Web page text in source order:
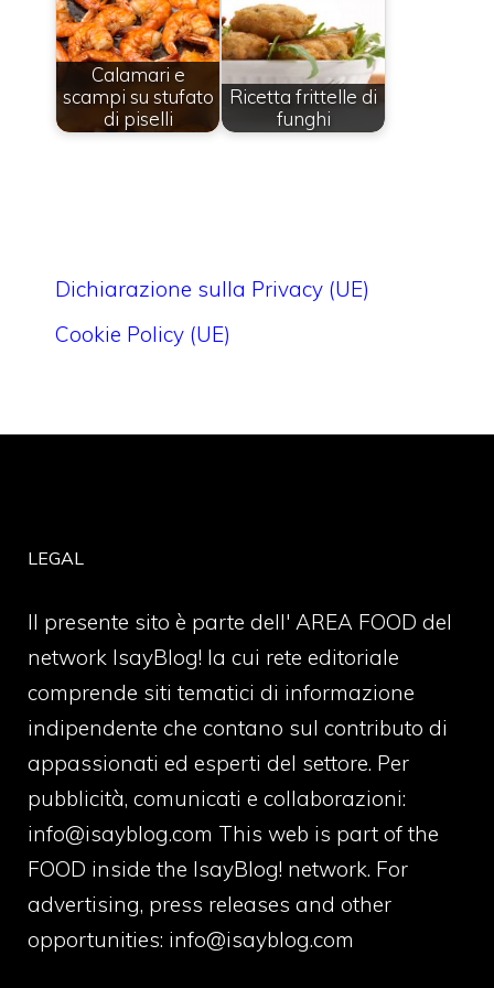
Calamari e
scampi su stufato
di piselli
Ricetta frittelle di
funghi
Dichiarazione sulla Privacy (UE)
Cookie Policy (UE)
LEGAL
Il presente sito è parte dell' AREA FOOD del
network IsayBlog! la cui rete editoriale
comprende siti tematici di informazione
indipendente che contano sul contributo di
appassionati ed esperti del settore. Per
pubblicità, comunicati e collaborazioni:
info@isayblog.com This web is part of the
FOOD inside the IsayBlog! network. For
advertising, press releases and other
opportunities: info@isayblog.com